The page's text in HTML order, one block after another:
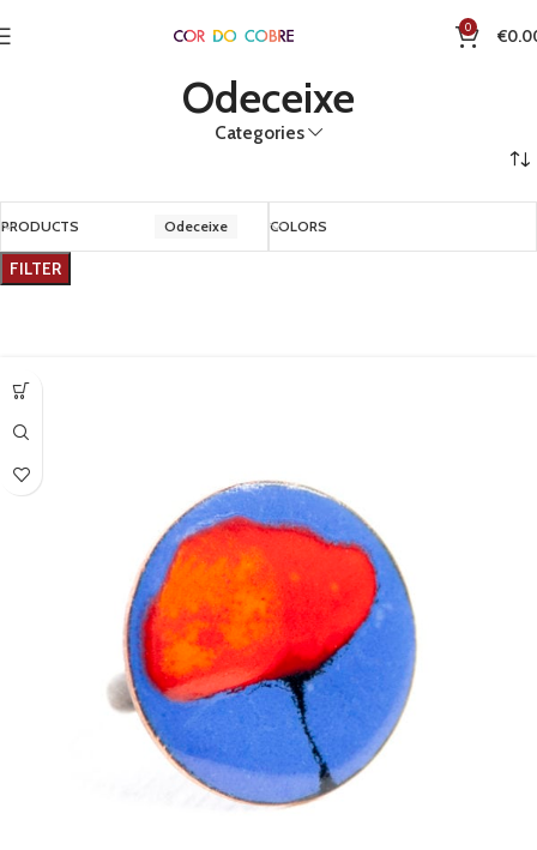
0 €
Odeceixe
Categories
PRODUCTS Odeceixe COLORS
FILTER